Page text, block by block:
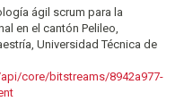
ágil scrum para la
en el cantón Pelileo,
Universidad Técnica de
core/bitstreams/8942a977-